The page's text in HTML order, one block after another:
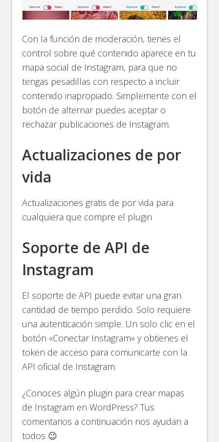
Con la función de moderación, tienes el
control sobre qué contenido aparece en tu
mapa social de Instagram, para que no
tengas pesadillas con respecto a incluir
contenido inapropiado. Simplemente con el
botón de alternar puedes aceptar o
rechazar publicaciones de Instagram.
Actualizaciones de por
vida
Actualizaciones gratis de por vida para
cualquiera que compre el plugin
Soporte de API de
Instagram
El soporte de API puede evitar una gran
cantidad de tiempo perdido. Solo requiere
una autenticación simple. Un solo clic en el
botón «Conectar Instagram» y obtienes el
token de acceso para comunicarte con la
API oficial de Instagram.
¿Conoces algún plugin para crear mapas
de Instagram en WordPress? Tus
comentarios a continuación nos ayudan a
todos 😉